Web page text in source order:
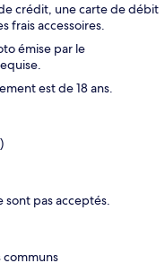
crédit, une carte de débit
frais accessoires.
émise par le
est de 18 ans.
sont pas acceptés.
communs